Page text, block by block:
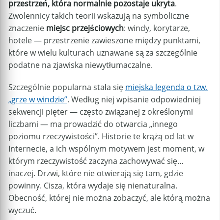
przestrzeń, która normalnie pozostaje ukryta.
Zwolennicy takich teorii wskazują na symboliczne
znaczenie miejsc przejściowych: windy, korytarze,
hotele — przestrzenie zawieszone między punktami,
które w wielu kulturach uznawane są za szczególnie
podatne na zjawiska niewytłumaczalne.
Szczególnie popularna stała się miejska legenda o tzw.
„grze w windzie”. Według niej wpisanie odpowiedniej
sekwencji pięter — często związanej z określonymi
liczbami — ma prowadzić do otwarcia „innego
poziomu rzeczywistości”. Historie te krążą od lat w
Internecie, a ich wspólnym motywem jest moment, w
którym rzeczywistość zaczyna zachowywać się…
inaczej. Drzwi, które nie otwierają się tam, gdzie
powinny. Cisza, która wydaje się nienaturalna.
Obecność, której nie można zobaczyć, ale którą można
wyczuć.